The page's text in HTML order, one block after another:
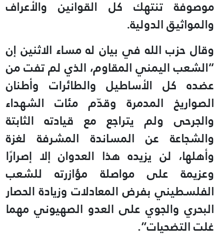
موصوفة تنتهك كل القوانين والأعراف
والمواثيق الدولية.‏
وقال حزب الله في بيان له مساء الاثنين إن
“الشعب اليمني المقاوم، الذي لم تفت من
عضده كل الأساطيل والطائرات وأطنان
الصواريخ المدمرة وقدّم ‏مئات الشهداء
والجرحى ولم يتراجع مع قيادته الثابتة
والشجاعة عن المساندة المشرفة لغزة
وأهلها، لن يزيده هذا ‏العدوان إلا إصرارًا
وعزيمة على مواصلة مؤازرته للشعب
الفلسطيني بفرض المعادلات وزيادة الحصار
البحري ‏والجوي على العدو الصهيوني مهما
غلت التضحيات”.